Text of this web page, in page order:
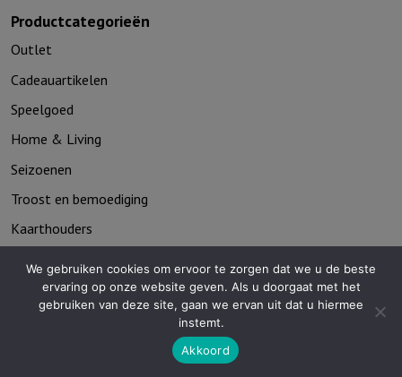
Productcategorieën
Outlet
Cadeauartikelen
Speelgoed
Home & Living
Seizoenen
Troost en bemoediging
Kaarthouders
Contact
de
overkant
niet..
We gebruiken cookies om ervoor te zorgen dat we u de beste
ervaring op onze website geven. Als u doorgaat met het
gebruiken van deze site, gaan we ervan uit dat u hiermee
instemt.
Akkoord